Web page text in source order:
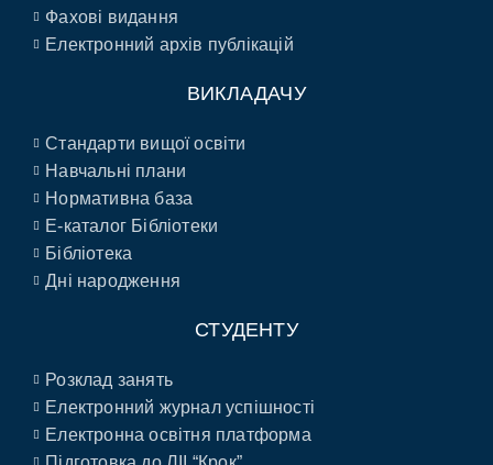
Фахові видання
Електронний архів публікацій
ВИКЛАДАЧУ
Стандарти вищої освіти
Навчальні плани
Нормативна база
E-каталог Бібліотеки
Бібліотека
Дні народження
СТУДЕНТУ
Розклад занять
Електронний журнал успішності
Електронна освітня платформа